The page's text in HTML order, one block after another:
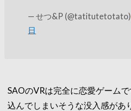
— せつ&P (@tatitutetotato)
日
SAOのVRは完全に恋愛ゲーム
込んでしまいそうな没入感があ